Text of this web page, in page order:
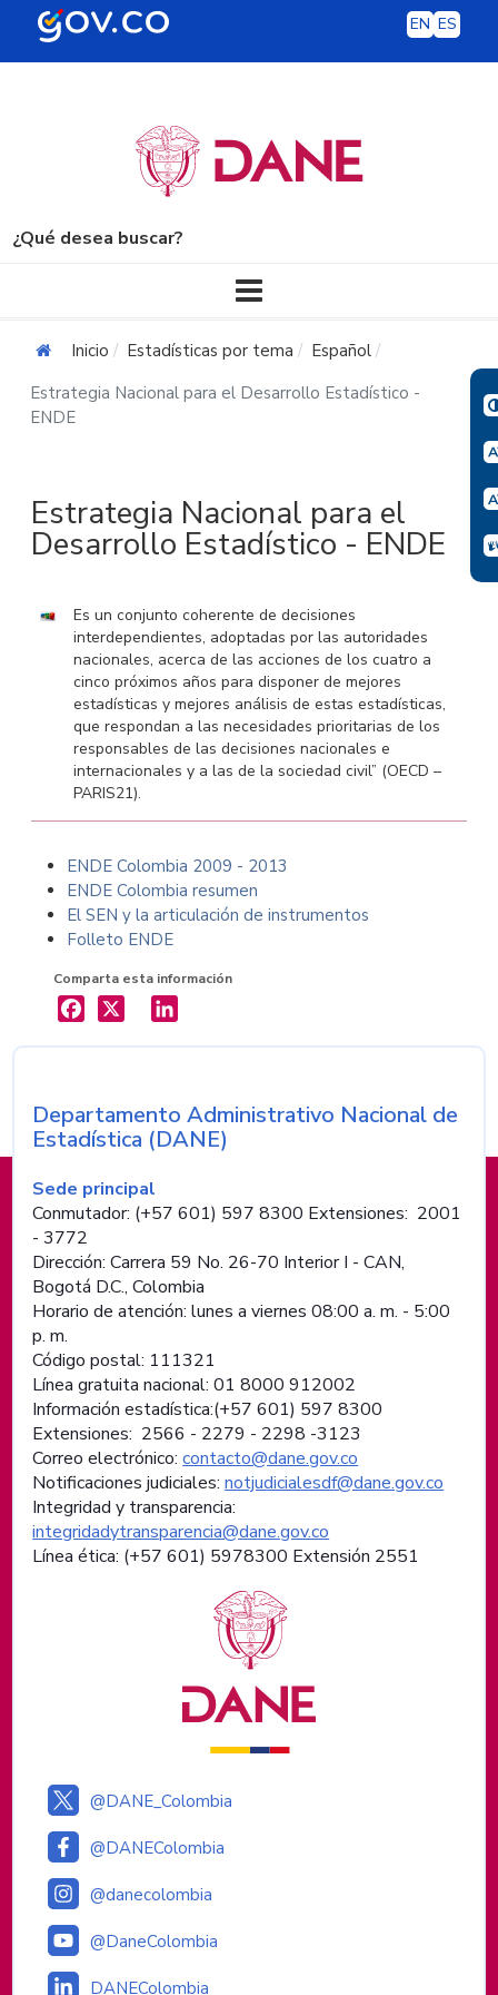
EN ES
¿Qué desea buscar?
Inicio Estadísticas por tema
Español
Estrategia Nacional para el Desarrollo Estadístico -
ENDE
Estrategia Nacional para el
Desarrollo Estadístico - ENDE
Es un conjunto coherente de decisiones
interdependientes, adoptadas por las autoridades
nacionales, acerca de las acciones de los cuatro a
cinco próximos años para disponer de mejores
estadísticas y mejores análisis de estas estadísticas,
que respondan a las necesidades prioritarias de los
responsables de las decisiones nacionales e
internacionales y a las de la sociedad civil” (OECD –
PARIS21).
ENDE Colombia 2009 - 2013
ENDE Colombia resumen
El SEN y la articulación de instrumentos
Folleto ENDE
Comparta esta información
X LinkedIn
Información de pie de página
Nombre de la entidad
Departamento Administrativo Nacional de
Estadística (DANE)
Sede principal
Conmutador: (+57 601) 597 8300 Extensiones: 2001
- 3772
Dirección: Carrera 59 No. 26-70 Interior I - CAN,
Bogotá D.C., Colombia
Horario de atención: lunes a viernes 08:00 a. m. - 5:00
p. m.
Código postal: 111321
Línea gratuita nacional: 01 8000 912002
Información estadística:(+57 601) 597 8300
Extensiones: 2566 - 2279 - 2298 -3123
Correo electrónico:contacto@dane.gov.co
Notificaciones judiciales:notjudicialesdf@dane.gov.co
Integridad y transparencia:
integridadytransparencia@dane.gov.co
Línea ética: (+57 601) 5978300 Extensión 2551
Logos institucionales
@DANE_Colombia
@DANEColombia
@danecolombia
@DaneColombia
DANEColombia